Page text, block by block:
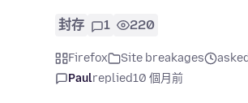
封存 1 220
Firefox Site breakages
Paulreplied10 個月前